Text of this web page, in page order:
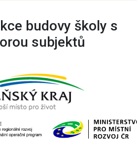
budovy školy s
subjektů